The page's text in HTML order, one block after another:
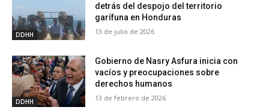
DDHH
detrás del despojo del territorio
garífuna en Honduras
13 de julio de 2026
DDHH
Gobierno de Nasry Asfura inicia con
vacíos y preocupaciones sobre
derechos humanos
13 de febrero de 2026